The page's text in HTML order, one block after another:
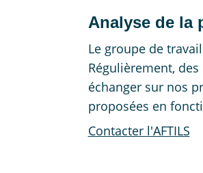
Analyse de la
Le groupe de
Régulièrement,
échanger sur nos
proposées en
Contacter l'AFTILS